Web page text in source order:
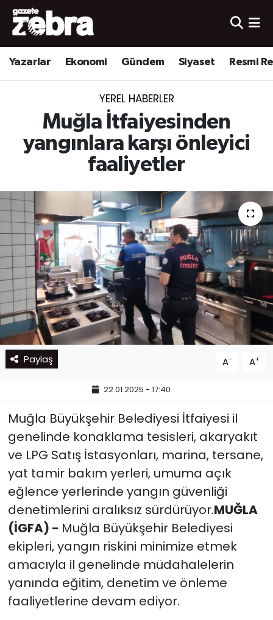
Yazarlar Ekonomi Gündem Siyaset Resmi
YEREL HABERLER
Muğla İtfaiyesinden
yangınlara karşı önleyici
faaliyetler
Paylaş A- A+
22.01.2025 - 17:40
Muğla Büyükşehir Belediyesi İtfaiyesi il
genelinde konaklama tesisleri, akaryakıt
ve LPG Satış İstasyonları, marina, tersane,
yat tamir bakım yerleri, umuma açık
eğlence yerlerinde yangın güvenliği
denetimlerini aralıksız sürdürüyor.MUĞLA
(İGFA) - Muğla Büyükşehir Belediyesi
ekipleri, yangın riskini minimize etmek
amacıyla il genelinde müdahalelerin
yanında eğitim, denetim ve önleme
faaliyetlerine devam ediyor.
Yazarlar
Ekonomi
Kültür-Sanat
Yerel
Nöbetçi Eczaneler
Hava Durumu
Trafik Durumu
Süper Lig Puan Durumu ve Fikstür
Tüm Manşetler
Son Dakika Haberleri
Haber Arşivi